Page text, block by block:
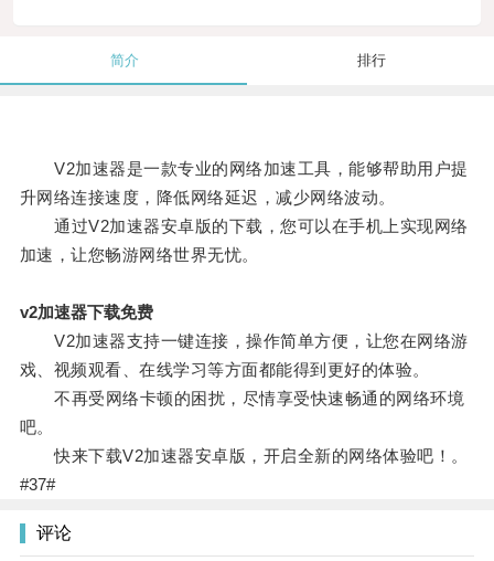
简介 排行
V2加速器是一款专业的网络加速工具，能够帮助用户提
升网络连接速度，降低网络延迟，减少网络波动。
通过V2加速器安卓版的下载，您可以在手机上实现网络
加速，让您畅游网络世界无忧。
v2加速器下载免费
V2加速器支持一键连接，操作简单方便，让您在网络游
戏、视频观看、在线学习等方面都能得到更好的体验。
不再受网络卡顿的困扰，尽情享受快速畅通的网络环境
吧。
快来下载V2加速器安卓版，开启全新的网络体验吧！。
#37#
评论